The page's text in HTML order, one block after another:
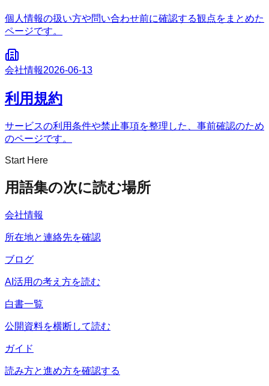
個人情報の扱い方や問い合わせ前に確認する観点をまとめた
ページです。
会社情報2026-06-13
利用規約
サービスの利用条件や禁止事項を整理した、事前確認のため
のページです。
Start Here
用語集の次に読む場所
会社情報
所在地と連絡先を確認
ブログ
AI活用の考え方を読む
白書一覧
公開資料を横断して読む
ガイド
読み方と進め方を確認する